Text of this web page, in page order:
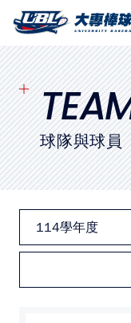
SITEMAP
首頁
球隊戰績
賽程表
球隊與球員
裁判
球隊與球員